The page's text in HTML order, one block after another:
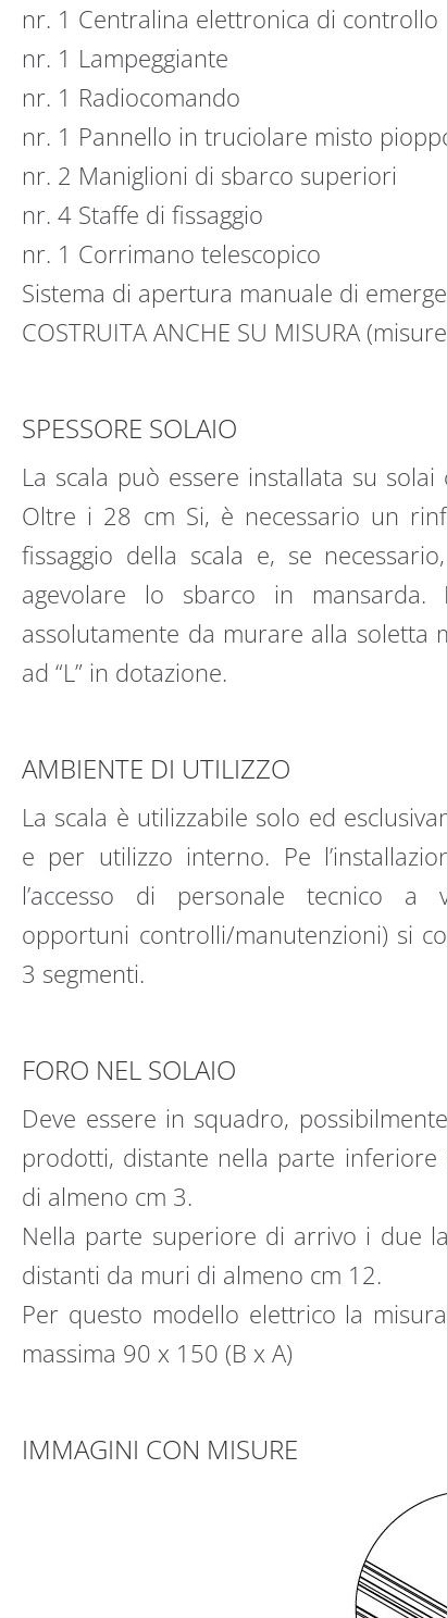
nr. 1 Centralina elettronica di controllo
nr. 1 Lampeggiante
nr. 1 Radiocomando
nr. 1 Pannello in truciolare misto
nr. 2 Maniglioni di sbarco superiori
nr. 4 Staffe di fissaggio
nr. 1 Corrimano telescopico
Sistema di apertura manuale di
COSTRUITA ANCHE SU MISURA
SPESSORE SOLAIO
La scala può essere installata su
Oltre i 28 cm Si, è necessario un
fissaggio della scala e, se
agevolare lo sbarco in
assolutamente da murare alla soletta
ad “L” in dotazione.
AMBIENTE DI UTILIZZO
La scala è utilizzabile solo ed
e per utilizzo interno. Pe
l’accesso di personale tecnico a
opportuni controlli/manutenzioni) si
3 segmenti.
FORO NEL SOLAIO
Deve essere in squadro,
prodotti, distante nella parte
di almeno cm 3.
Nella parte superiore di arrivo i due
distanti da muri di almeno cm 12.
Per questo modello elettrico la
massima 90 x 150 (B x A)
IMMAGINI CON MISURE